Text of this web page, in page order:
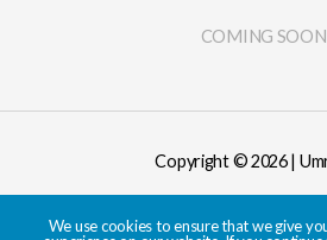
COMING
Copyright © 2026 |
We use cookies to ensure that we give